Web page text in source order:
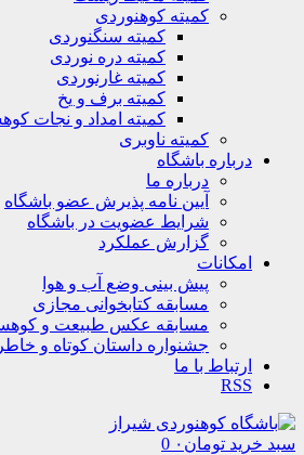
کمیته کوهنوردی
کمیته سنگنوردی
کمیته دره نوردی
کمیته غارنوردی
کمیته برف و یخ
کمیته امداد و نجات کوهستان
کمیته ناوبری
باشگاه
درباره ما
آیین نامه پذیرش عضو باشگاه
شرایط عضویت در باشگاه
گزارش عملکرد
پیش بینی وضع آب و هوا
مسابقه کتابخوانی مجازی
مسابقه عکس طبیعت و کوهستان
جشنواره داستان کوتاه و خاطره نویسی
با ما
تومان۰ 0